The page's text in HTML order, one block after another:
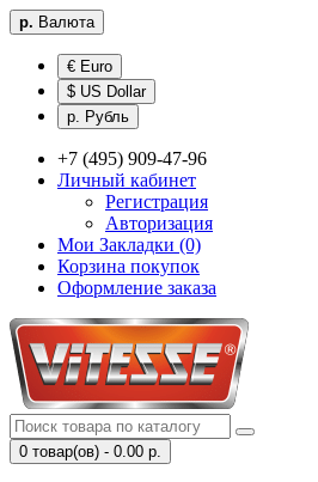
р. Валюта
€ Euro
$ US Dollar
р. Рубль
+7 (495) 909-47-96
Личный кабинет
Регистрация
Авторизация
Мои Закладки (0)
Корзина покупок
Оформление заказа
0 товар(ов) - 0.00 р.